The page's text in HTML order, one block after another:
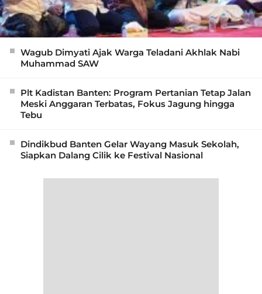
Wagub Dimyati Ajak Warga Teladani Akhlak Nabi
Muhammad SAW
Plt Kadistan Banten: Program Pertanian Tetap Jalan
Meski Anggaran Terbatas, Fokus Jagung hingga
Tebu
Dindikbud Banten Gelar Wayang Masuk Sekolah,
Siapkan Dalang Cilik ke Festival Nasional